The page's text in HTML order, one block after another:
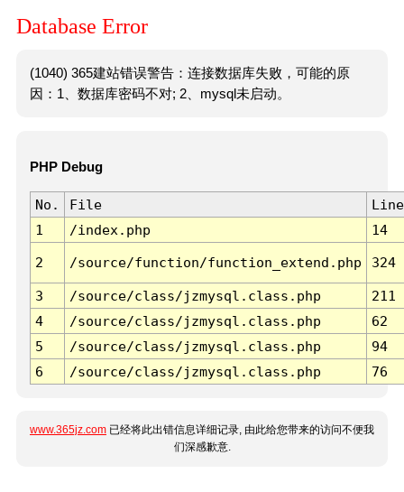
Database Error
(1040) 365建站错误警告：连接数据库失败，可能的原
因：1、数据库密码不对; 2、mysql未启动。
PHP Debug
No. File
Line
1
/index.php 14
2 /source/function/function_extend.php 324
3 /source/class/jzmysql.class.php
211
4
/source/class/jzmysql.class.php
62
5
/source/class/jzmysql.class.php
94
6
/source/class/jzmysql.class.php 76
www.365jz.com 已经将此出错信息详细记录, 由此给您带来的访问不便我
们深感歉意.